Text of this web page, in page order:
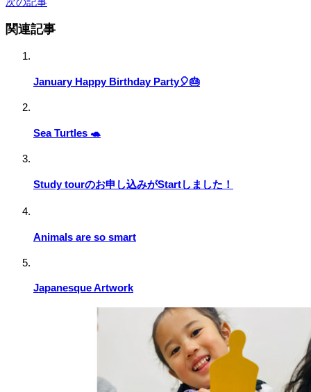
関連記事
January Happy Birthday Party🎈🎂
Sea Turtles 🐢
Study tourのお申し込みがStartしました！
Animals are so smart
Japanesque Artwork